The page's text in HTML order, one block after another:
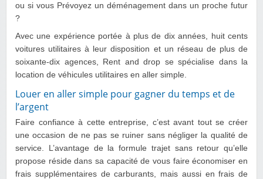
ou si vous Prévoyez un déménagement dans un proche futur
?
Avec une expérience portée à plus de dix années, huit cents
voitures utilitaires à leur disposition et un réseau de plus de
soixante-dix agences, Rent and drop se spécialise dans la
location de véhicules utilitaires en aller simple.
Louer en aller simple pour gagner du temps et de
l’argent
Faire confiance à cette entreprise, c’est avant tout se créer
une occasion de ne pas se ruiner sans négliger la qualité de
service. L’avantage de la formule trajet sans retour qu’elle
propose réside dans sa capacité de vous faire économiser en
frais supplémentaires de carburants, mais aussi en frais de